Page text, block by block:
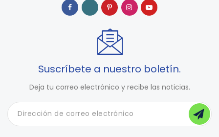
Suscríbete a nuestro boletín.
Deja tu correo electrónico y recibe las noticias.